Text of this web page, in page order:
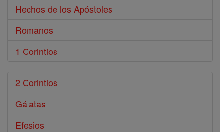
Hechos de los Apóstoles
Romanos
1 Corintios
2 Corintios
Gálatas
Efesios